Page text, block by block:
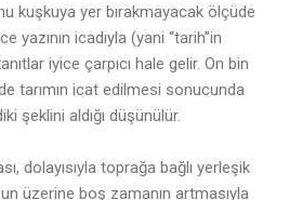
kuşkuya yer bırakmayacak ölçüde
yazının icadıyla (yani “tarih”in
iyice çarpıcı hale gelir. On bin
tarımın icat edilmesi sonucunda
şeklini aldığı düşünülür.
dolayısıyla toprağa bağlı yerleşik
üzerine boş zamanın artmasıyla